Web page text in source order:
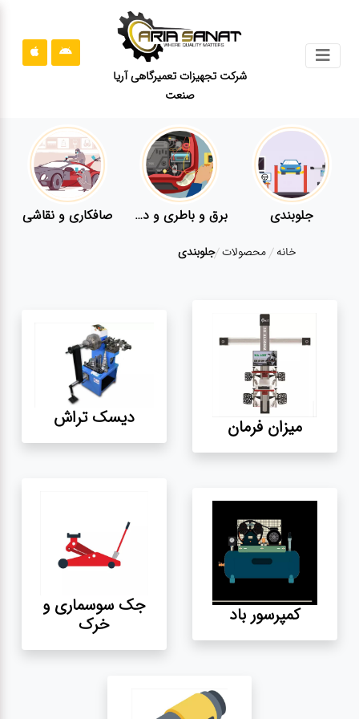
شرکت تجهیزات تعمیرگاهی آریا
صنعت
قوانین
سایت
ارتباط
تعویض
جلوبندی
برق و
باطری و
جلوبندی برق و باطری و دیاگ صافکاری و نقاشی
خانه محصولات جلوبندی
میزان فرمان دیسک تراش
کمپرسور باد جک سوسماری و
خرک